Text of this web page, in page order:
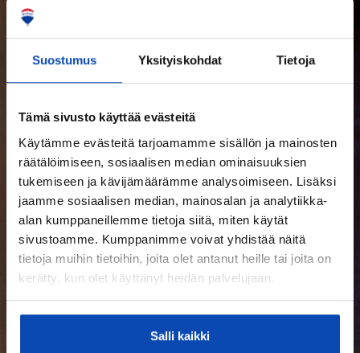
Suostumus Yksityiskohdat Tietoja
Tämä sivusto käyttää evästeitä
Käytämme evästeitä tarjoamamme sisällön ja mainosten
räätälöimiseen, sosiaalisen median ominaisuuksien
tukemiseen ja kävijämäärämme analysoimiseen. Lisäksi
jaamme sosiaalisen median, mainosalan ja analytiikka-
alan kumppaneillemme tietoja siitä, miten käytät
sivustoamme. Kumppanimme voivat yhdistää näitä
tietoja muihin tietoihin, joita olet antanut heille tai joita on
kerätty, kun olet käyttänyt heidän palvelujaan.
Salli kaikki
LUE LISÄÄ